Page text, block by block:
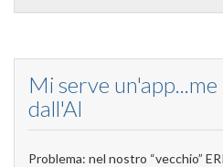
Mi serve
dall'AI
Problema: nel nostro “vecchio”